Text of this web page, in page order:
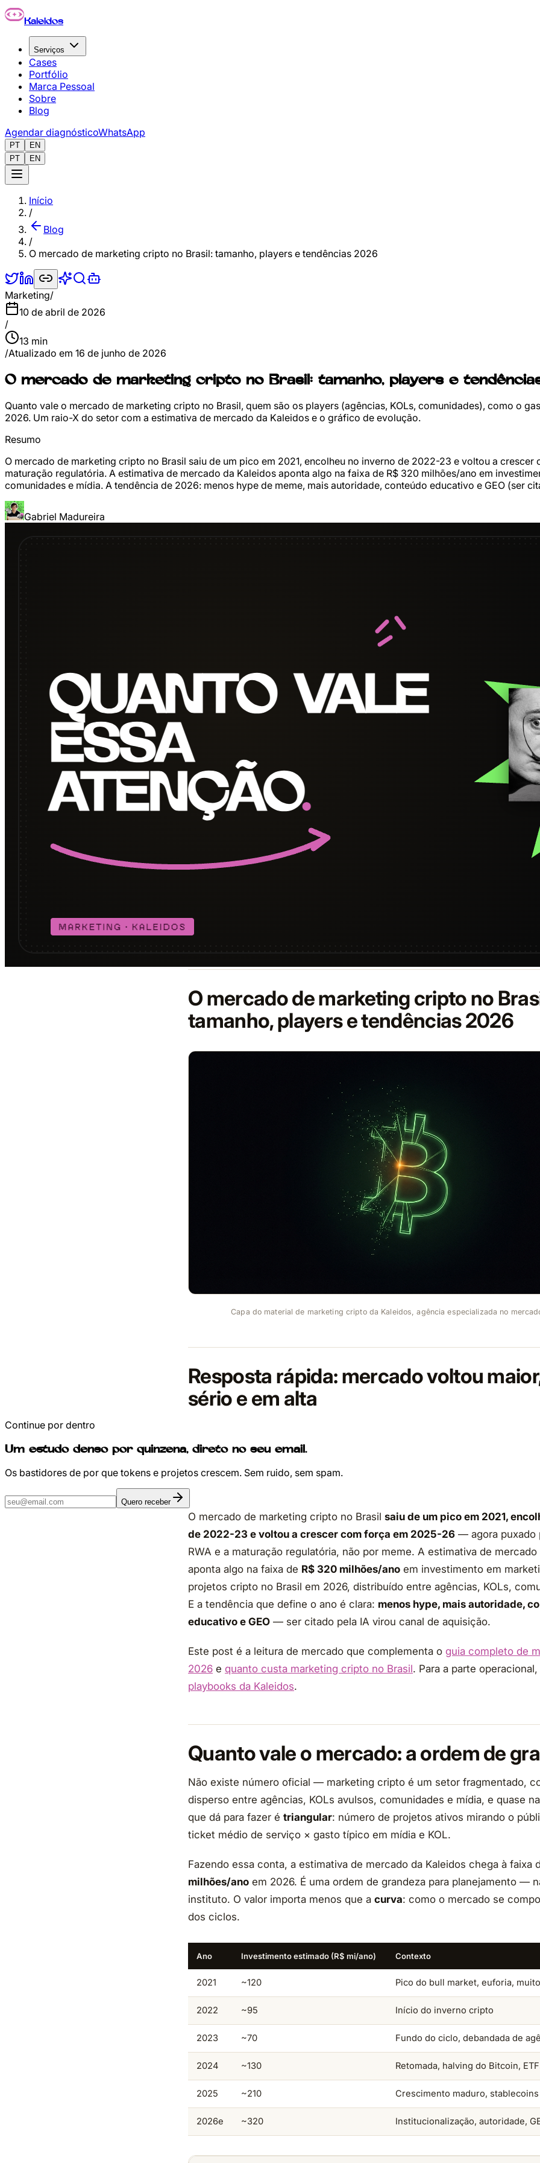
Pular para o conteúdo principal
Kaleidos
Serviços
Cases
Portfólio
Marca Pessoal
Sobre
Blog
Agendar diagnósticoWhatsApp
PT
EN
PT
EN
Início
/
Blog
/
O mercado de marketing cripto no Brasil: tamanho, players e tendências 2026
Marketing/
10 de abril de 2026
/
13 min
/Atualizado em 16 de junho de 2026
O mercado de marketing cripto no Brasil: tamanho, players e
Quanto vale o mercado de marketing cripto no Brasil, quem são os players (agências, KOLs, comunidades), como o
2026. Um raio-X do setor com a estimativa de mercado da Kaleidos e o gráfico de evolução.
Resumo
O mercado de marketing cripto no Brasil saiu de um pico em 2021, encolheu no inverno de 2022-23 e voltou a
maturação regulatória. A estimativa de mercado da Kaleidos aponta algo na faixa de R$ 320 milhões/ano em
comunidades e mídia. A tendência de 2026: menos hype de meme, mais autoridade, conteúdo educativo e GEO (ser
Gabriel Madureira
O mercado de marketing cripto no
tamanho, players e tendências 2026
Capa do material de marketing cripto da Kaleidos, agência especializada no
Resposta rápida: mercado voltou
sério e em alta
Continue por dentro
Um estudo denso por quinzena, direto no seu email.
Os bastidores de por que tokens e projetos crescem. Sem ruido, sem spam.
Quero receber
O mercado de marketing cripto no Brasil saiu de um pico em 2021,
de 2022-23 e voltou a crescer com força em 2025-26 — agora puxado
RWA e a maturação regulatória, não por meme. A estimativa de mercado
aponta algo na faixa de R$ 320 milhões/ano em investimento em
projetos cripto no Brasil em 2026, distribuído entre agências, KOLs,
E a tendência que define o ano é clara: menos hype, mais autoridade,
educativo e GEO — ser citado pela IA virou canal de aquisição.
Este post é a leitura de mercado que complementa o guia completo de
2026 e quanto custa marketing cripto no Brasil. Para a parte
playbooks da Kaleidos.
Quanto vale o mercado: a ordem de
Não existe número oficial — marketing cripto é um setor fragmentado,
disperso entre agências, KOLs avulsos, comunidades e mídia, e quase
que dá para fazer é triangular: número de projetos ativos mirando o
ticket médio de serviço × gasto típico em mídia e KOL.
Fazendo essa conta, a estimativa de mercado da Kaleidos chega à faixa
milhões/ano em 2026. É uma ordem de grandeza para planejamento —
instituto. O valor importa menos que a curva: como o mercado se
dos ciclos.
Ano Investimento estimado (R$ mi/ano) Contexto
2021 ~120 Pico do bull market, euforia,
2022 ~95 Início do inverno cripto
2023 ~70 Fundo do ciclo, debandada de
2024 ~130 Retomada, halving do Bitcoin,
2025 ~210 Crescimento maduro, stablecoins
2026e ~320 Institucionalização, autoridade,